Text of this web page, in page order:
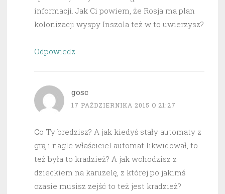
informacji. Jak Ci powiem, że Rosja ma plan
kolonizacji wyspy Inszola też w to uwierzysz?
Odpowiedz
gosc
17 PAŹDZIERNIKA 2015 O 21:27
Co Ty bredzisz? A jak kiedyś stały automaty z
grą i nagle właściciel automat likwidował, to
też była to kradzież? A jak wchodzisz z
dzieckiem na karuzelę, z której po jakimś
czasie musisz zejść to też jest kradzież?